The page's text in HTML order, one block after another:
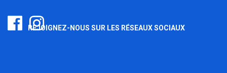
REJOIGNEZ-NOUS SUR LES RÉSEAUX SOCIAUX